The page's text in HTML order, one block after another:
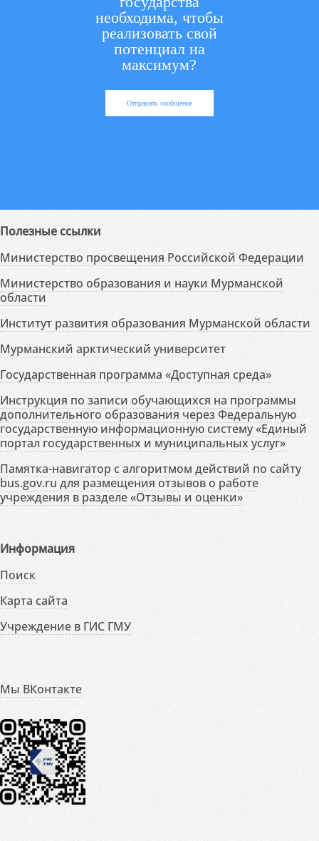
необходима, чтобы
реализовать свой
потенциал на
максимум?
Отправить сообщение
Полезные ссылки
Министерство просвещения Российской Федерации
Министерство образования и науки Мурманской
области
Институт развития образования Мурманской области
Мурманский арктический университет
Государственная программа «Доступная среда»
Инструкция по записи обучающихся на программы
дополнительного образования через Федеральную
государственную информационную систему «Единый
портал государственных и муниципальных услуг»
Памятка-навигатор с алгоритмом действий по сайту
bus.gov.ru для размещения отзывов о работе
учреждения в разделе «Отзывы и оценки»
Информация
Поиск
Карта сайта
Учреждение в ГИС ГМУ
Мы ВКонтакте